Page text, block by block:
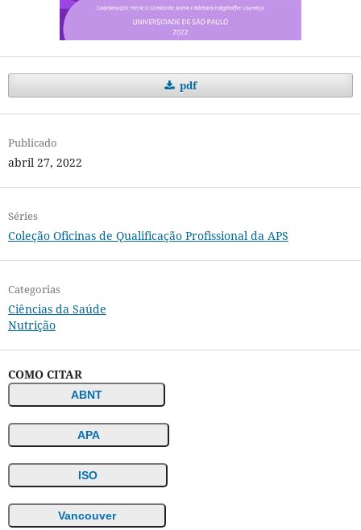
pdf
Publicado
abril 27, 2022
Séries
Coleção Oficinas de Qualificação Profissional da APS
Categorias
Ciências da Saúde
Nutrição
COMO CITAR
ABNT
APA
ISO
Vancouver